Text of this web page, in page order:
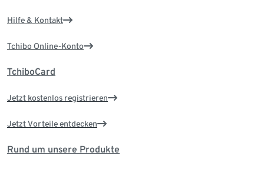
Hilfe & Kontakt
Tchibo Online-Konto
TchiboCard
Jetzt kostenlos registrieren
Jetzt Vorteile entdecken
Rund um unsere Produkte